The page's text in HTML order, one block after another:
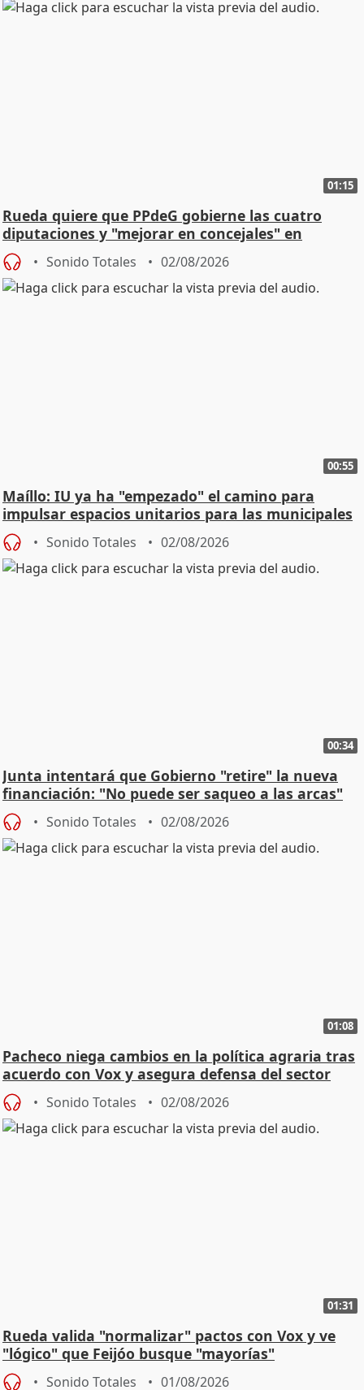
01:15
Rueda quiere que PPdeG gobierne las cuatro
diputaciones y "mejorar en concejales" en
ciudades
Sonido Totales 02/08/2026
00:55
Maíllo: IU ya ha "empezado" el camino para
impulsar espacios unitarios para las municipales
Sonido Totales 02/08/2026
00:34
Junta intentará que Gobierno "retire" la nueva
financiación: "No puede ser saqueo a las arcas"
Sonido Totales 02/08/2026
01:08
Pacheco niega cambios en la política agraria tras
acuerdo con Vox y asegura defensa del sector
Sonido Totales 02/08/2026
01:31
Rueda valida "normalizar" pactos con Vox y ve
"lógico" que Feijóo busque "mayorías"
Sonido Totales 01/08/2026